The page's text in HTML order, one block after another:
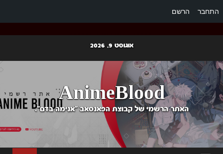
התחבר הרשם
content
אוגוסט 9, 2026
AnimeBlood
האתר הרשמי של קבוצת הפאנסאב "אנימה בדם".